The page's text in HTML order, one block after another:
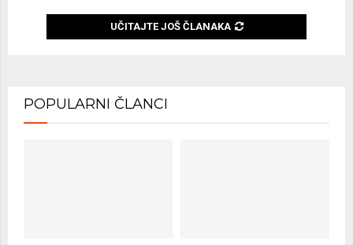
UČITAJTE JOŠ ČLANAKA
POPULARNI ČLANCI